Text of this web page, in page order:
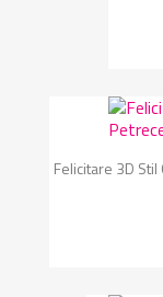
Felicitare 3D